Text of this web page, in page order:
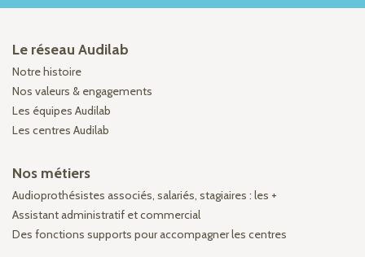
Le réseau Audilab
Notre histoire
Nos valeurs & engagements
Les équipes Audilab
Les centres Audilab
Nos métiers
Audioprothésistes associés, salariés, stagiaires : les +
Assistant administratif et commercial
Des fonctions supports pour accompagner les centres